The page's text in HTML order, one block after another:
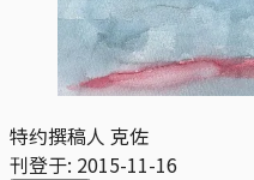
特约撰稿人 克佐
刊登于: 2015-11-16